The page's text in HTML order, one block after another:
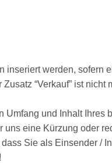
inseriert werden, sofern
Zusatz “Verkauf” ist
Umfang und Inhalt Ihres
uns eine Kürzung oder
Sie als Einsender /